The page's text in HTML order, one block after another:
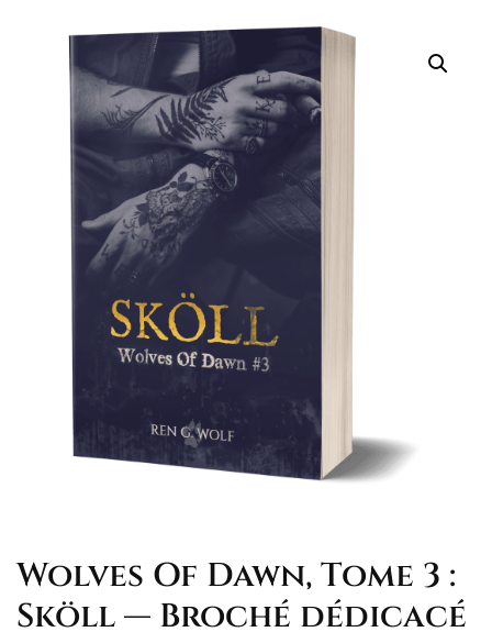
Wolves Of Dawn, Tome 3 :
Sköll — Broché dédicacé